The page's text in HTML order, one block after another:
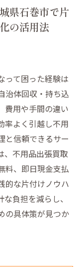
県石巻市で片
の活用法
って困った経験は
治体回収・持ち込
費用や手間の違い
率よく引越し不用
と信頼できるサー
、不用品出張買取
料、即日現金支払
的な片付けノウハ
負担を減らし、
の具体策が見つか